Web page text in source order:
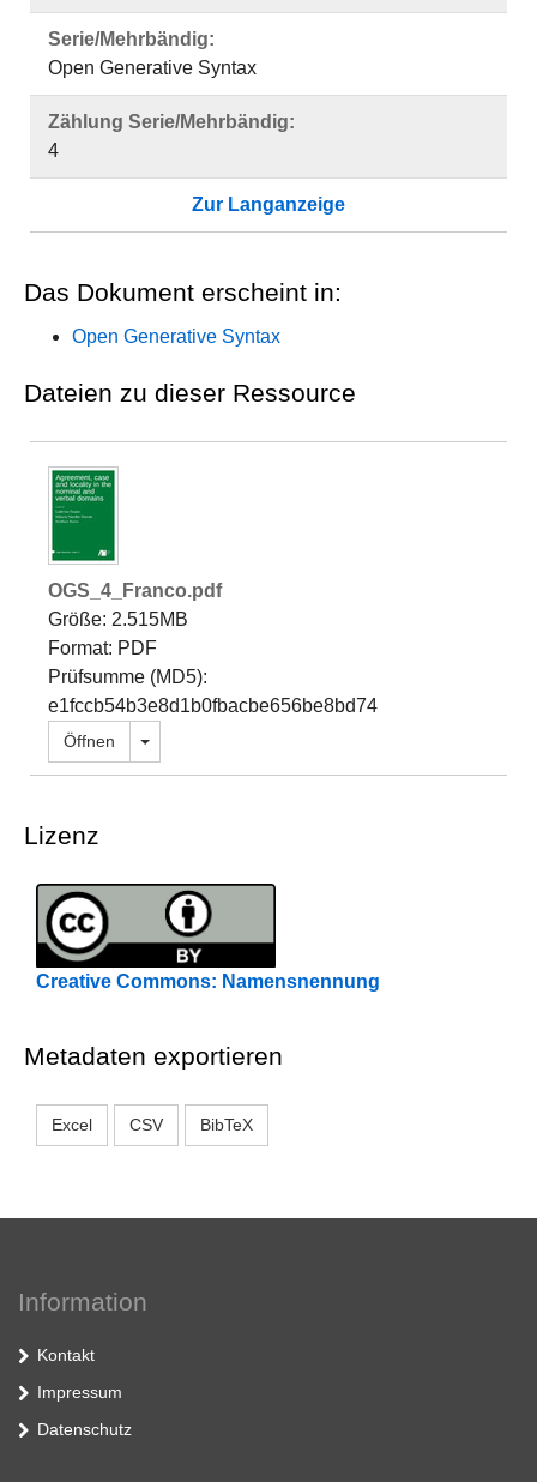
Serie/Mehrbändig:
Open Generative Syntax
Zählung Serie/Mehrbändig:
4
Zur Langanzeige
Das Dokument erscheint in:
Open Generative Syntax
Dateien zu dieser Ressource
OGS_4_Franco.pdf
Größe: 2.515MB
Format: PDF
Prüfsumme (MD5):
e1fccb54b3e8d1b0fbacbe656be8bd74
Öffnen Dropdown öffnen
Lizenz
Creative Commons: Namensnennung
Metadaten exportieren
Excel CSV BibTeX
Information
Kontakt
Impressum
Datenschutz